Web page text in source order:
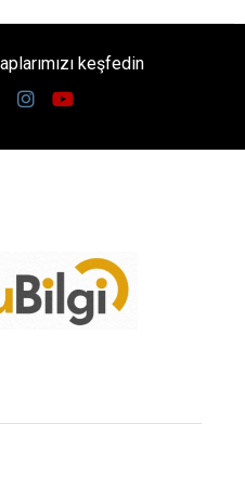
keşfedin